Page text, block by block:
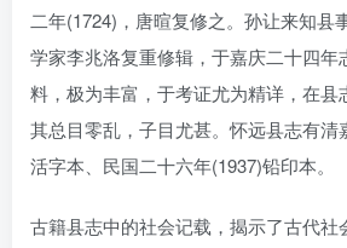
二年(1724)，唐暄复修之。孙让来知县
学家李兆洛复重修辑，于嘉庆二十四年
料，极为丰富，于考证尤为精详，在县
其总目零乱，子目尤甚。怀远县志有清
活字本、民国二十六年(1937)铅印本。
古籍县志中的社会记载，揭示了古代社